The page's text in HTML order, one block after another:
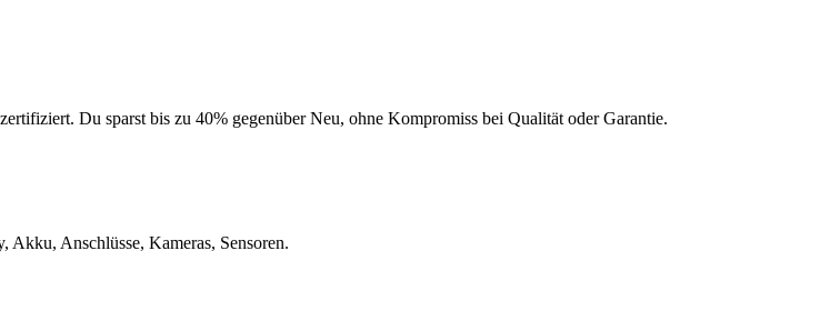
Du sparst bis zu 40% gegenüber Neu, ohne Kompromiss bei Qualität oder Garantie.
Akku, Anschlüsse, Kameras, Sensoren.